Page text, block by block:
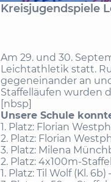
Kreisjugendspiele
Am 29. und 30.
Leichtathletik statt.
gegeneinander an
Staffelläufen wurden
[nbsp]
Unsere Schule
1. Platz: Florian
2. Platz: Florian
3. Platz: Milena
2. Platz: 4x100m-
1. Platz: Til Wolf (Kl.